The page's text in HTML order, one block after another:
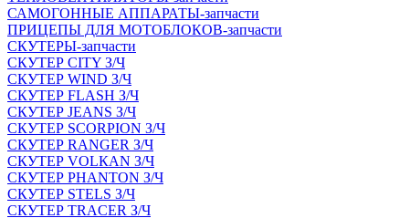
САМОГОННЫЕ АППАРАТЫ-запчасти
ПРИЦЕПЫ ДЛЯ МОТОБЛОКОВ-запчасти
СКУТЕРЫ-запчасти
СКУТЕР CITY З/Ч
СКУТЕР WIND З/Ч
СКУТЕР FLASH З/Ч
СКУТЕР JEANS З/Ч
СКУТЕР SCORPION З/Ч
СКУТЕР RANGER З/Ч
СКУТЕР VOLКAN З/Ч
СКУТЕР PHANTON З/Ч
СКУТЕР STELS З/Ч
СКУТЕР TRACER З/Ч